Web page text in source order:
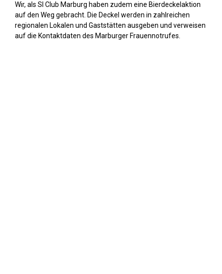
Wir, als SI Club Marburg haben zudem eine Bierdeckelaktion
auf den Weg gebracht. Die Deckel werden in zahlreichen
regionalen Lokalen und Gaststätten ausgeben und verweisen
auf die Kontaktdaten des Marburger Frauennotrufes.